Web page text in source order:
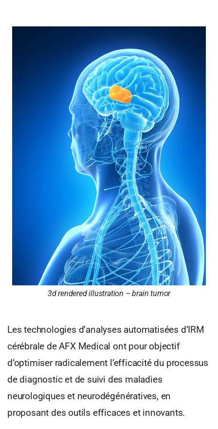
3d rendered illustration – brain tumor
Les technologies d’analyses automatisées d’IRM
cérébrale de AFX Medical ont pour objectif
d’optimiser radicalement l’efficacité du processus
de diagnostic et de suivi des maladies
neurologiques et neurodégénératives, en
proposant des outils efficaces et innovants.